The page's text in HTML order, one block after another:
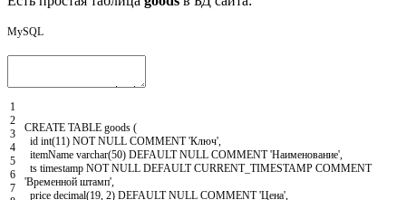
MySQL
1
2
3
4
5
6
7
CREATE TABLE goods (
id int(11) NOT NULL COMMENT 'Ключ'
itemName varchar(50) DEFAULT NULL COMMENT 'Наименование'
ts timestamp NOT NULL DEFAULT CURRENT_TIMESTAMP COMMENT
'Временной штамп'
price decimal(19, 2) DEFAULT NULL COMMENT 'Цена'